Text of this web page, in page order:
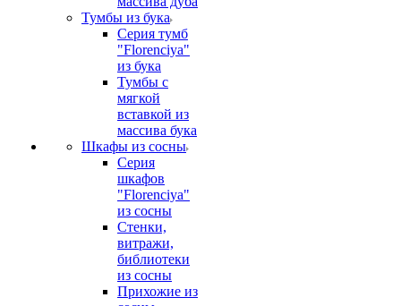
Тумбы из бука
Серия тумб
"Florenciya"
из бука
Тумбы с
мягкой
вставкой из
массива бука
Шкафы из сосны
Серия
шкафов
"Florenciya"
из сосны
Стенки,
витражи,
библиотеки
из сосны
Прихожие из